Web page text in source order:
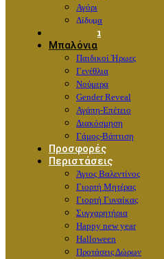
Αγόρι
Δίδυμα
Λουλούδια
Μπαλόνια
Παιδικοί Ήρωες
Γενέθλια
Νούμερα
Gender Reveal
Αγάπη-Επέτειο
Διακόσμηση
Γάμος-Βάπτιση
Προσφορές
Περιστάσεις
Άγιος Βαλεντίνος
Γιορτή Μητέρας
Γιορτή Γυναίκας
Συγχαρητήρια
Happy new year
Halloween
Προτάσεις Δώρων